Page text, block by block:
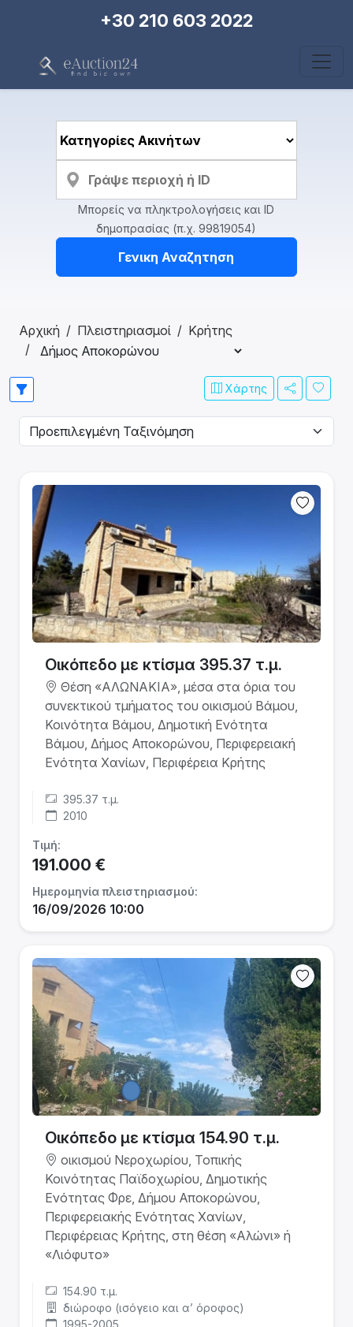
+30 210 603 2022
Μπορείς να πληκτρολογήσεις και ID
δημοπρασίας (π.χ. 99819054)
Γενικη Αναζητηση
Αρχική Πλειστηριασμοί Κρήτης
Χάρτης
Οικόπεδο με κτίσμα 395.37 τ.μ.
Θέση «ΑΛΩΝΑΚΙΑ», μέσα στα όρια του
συνεκτικού τμήματος του οικισμού Βάμου,
Κοινότητα Βάμου, Δημοτική Ενότητα
Βάμου, Δήμος Αποκορώνου, Περιφερειακή
Ενότητα Χανίων, Περιφέρεια Κρήτης
395.37 τ.μ.
2010
Τιμή:
191.000 €
Ημερομηνία πλειστηριασμού:
16/09/2026 10:00
Οικόπεδο με κτίσμα 154.90 τ.μ.
οικισμού Νεροχωρίου, Τοπικής
Κοινότητας Παϊδοχωρίου, Δημοτικής
Ενότητας Φρε, Δήμου Αποκορώνου,
Περιφερειακής Ενότητας Χανίων,
Περιφέρειας Κρήτης, στη θέση «Αλώνι» ή
«Λιόφυτο»
154.90 τ.μ.
διώροφο (ισόγειο και α’ όροφος)
1995-2005